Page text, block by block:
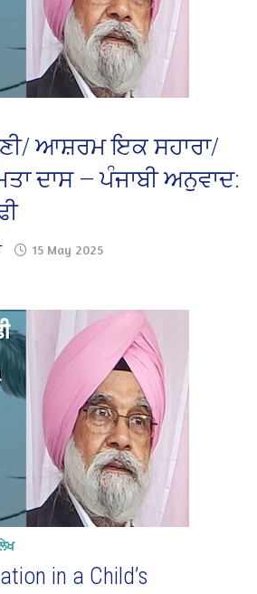
ਆਸ਼ਰਮ ਇਕ ਸਹਾਰਾ/
ਦਾਸ — ਪੰਜਾਬੀ ਅਨੁਵਾਦ:
15 May 2025
in a Child’s